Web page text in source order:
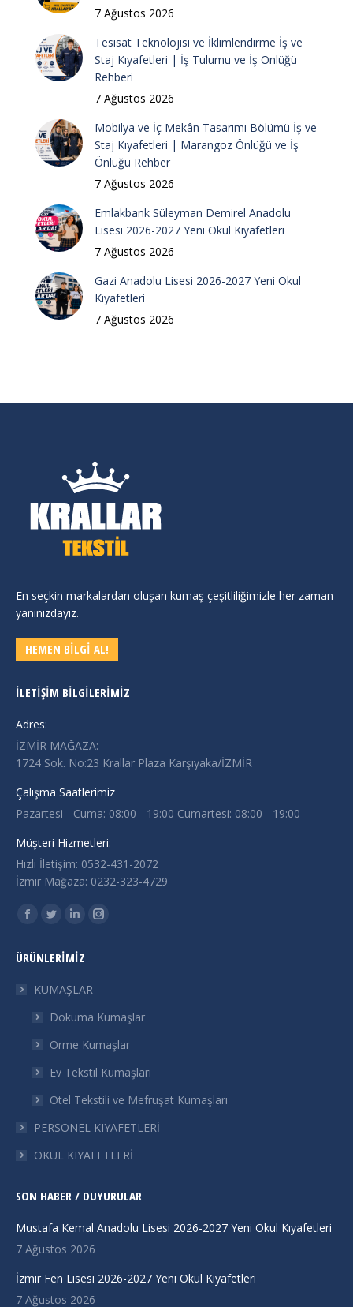
7 Ağustos 2026
Tesisat Teknolojisi ve İklimlendirme İş ve
Staj Kıyafetleri | İş Tulumu ve İş Önlüğü
Rehberi
7 Ağustos 2026
Mobilya ve İç Mekân Tasarımı Bölümü İş ve
Staj Kıyafetleri | Marangoz Önlüğü ve İş
Önlüğü Rehber
7 Ağustos 2026
Emlakbank Süleyman Demirel Anadolu
Lisesi 2026-2027 Yeni Okul Kıyafetleri
7 Ağustos 2026
Gazi Anadolu Lisesi 2026-2027 Yeni Okul
Kıyafetleri
7 Ağustos 2026
En seçkin markalardan oluşan kumaş çeşitliliğimizle her zaman
yanınızdayız.
HEMEN BİLGİ AL!
İLETIŞIM BILGILERIMIZ
Adres:
İZMİR MAĞAZA:
1724 Sok. No:23 Krallar Plaza Karşıyaka/İZMİR
Çalışma Saatlerimiz
Pazartesi - Cuma: 08:00 - 19:00 Cumartesi: 08:00 - 19:00
Müşteri Hizmetleri:
Hızlı İletişim: 0532-431-2072
İzmir Mağaza: 0232-323-4729
Find us on:
Facebook
opens
window
Twitter
opens
in
window
Linkedin
opens
in
window
Instagram
window
ÜRÜNLERIMIZ
KUMAŞLAR
Dokuma Kumaşlar
Örme Kumaşlar
Ev Tekstil Kumaşları
Otel Tekstili ve Mefruşat Kumaşları
PERSONEL KIYAFETLERİ
OKUL KIYAFETLERİ
SON HABER / DUYURULAR
Mustafa Kemal Anadolu Lisesi 2026-2027 Yeni Okul Kıyafetleri
7 Ağustos 2026
İzmir Fen Lisesi 2026-2027 Yeni Okul Kıyafetleri
7 Ağustos 2026